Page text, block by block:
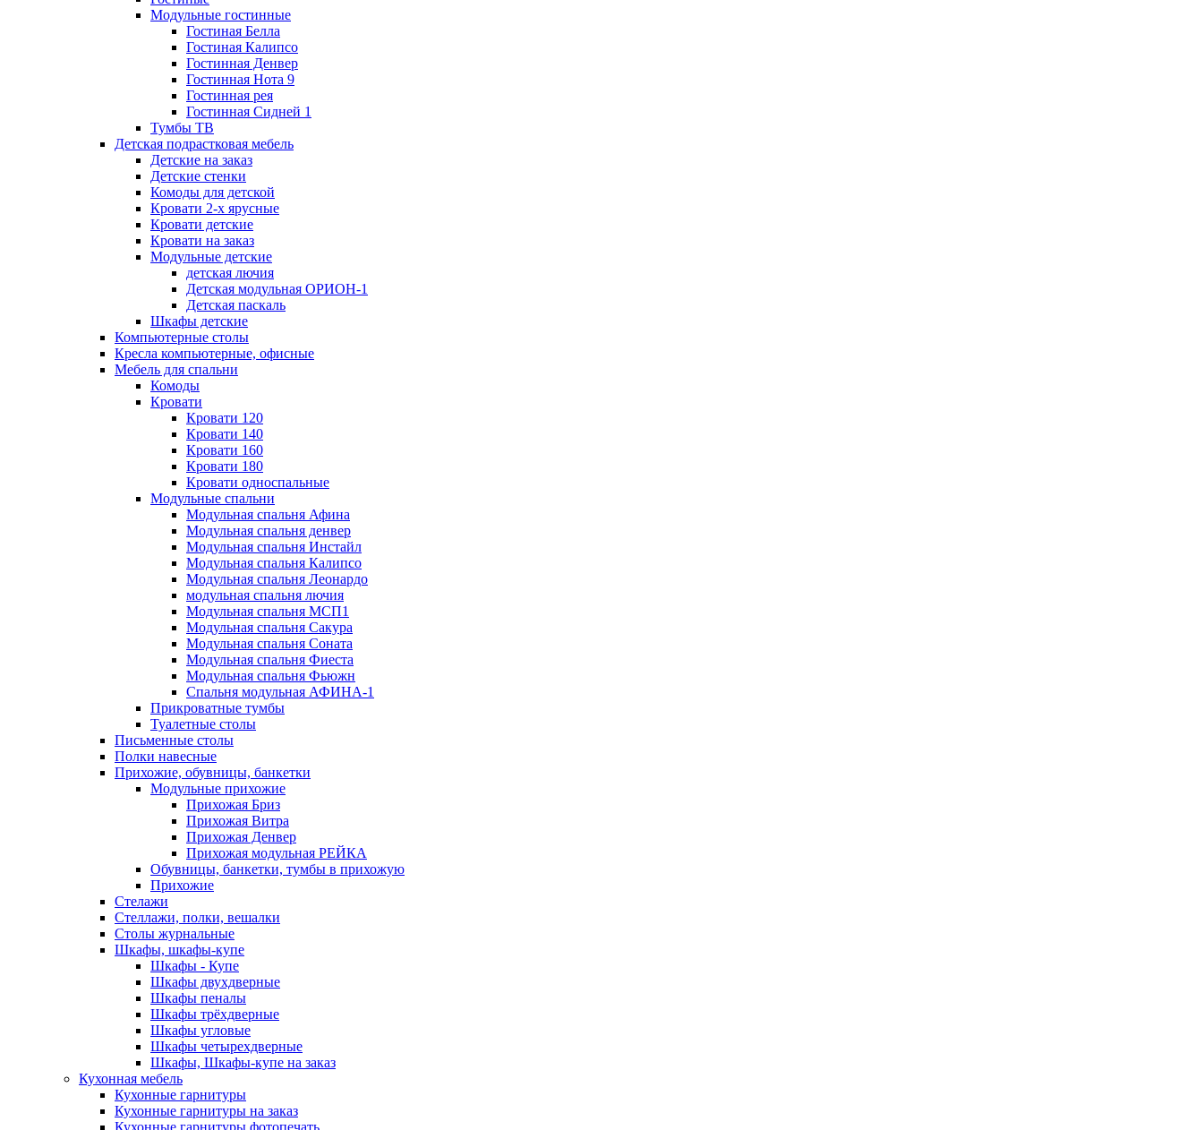
Модульные гостинные
Гостиная Белла
Гостиная Калипсо
Гостинная Денвер
Гостинная Нота 9
Гостинная рея
Гостинная Сидней 1
Тумбы ТВ
Детская подрастковая мебель
Детские на заказ
Детские стенки
Комоды для детской
Кровати 2-х ярусные
Кровати детские
Кровати на заказ
Модульные детские
детская лючия
Детская модульная ОРИОН-1
Детская паскаль
Шкафы детские
Компьютерные столы
Кресла компьютерные, офисные
Мебель для спальни
Комоды
Кровати
Кровати 120
Кровати 140
Кровати 160
Кровати 180
Кровати односпальные
Модульные спальни
Модульная спальня Афина
Модульная спальня денвер
Модульная спальня Инстайл
Модульная спальня Калипсо
Модульная спальня Леонардо
модульная спальня лючия
Модульная спальня МСП1
Модульная спальня Сакура
Модульная спальня Соната
Модульная спальня Фиеста
Модульная спальня Фьюжн
Спальня модульная АФИНА-1
Прикроватные тумбы
Туалетные столы
Письменные столы
Полки навесные
Прихожие, обувницы, банкетки
Модульные прихожие
Прихожая Бриз
Прихожая Витра
Прихожая Денвер
Прихожая модульная РЕЙКА
Обувницы, банкетки, тумбы в прихожую
Прихожие
Стелажи
Стеллажи, полки, вешалки
Столы журнальные
Шкафы, шкафы-купе
Шкафы - Купе
Шкафы двухдверные
Шкафы пеналы
Шкафы трёхдверные
Шкафы угловые
Шкафы четырехдверные
Шкафы, Шкафы-купе на заказ
Кухонная мебель
Кухонные гарнитуры
Кухонные гарнитуры на заказ